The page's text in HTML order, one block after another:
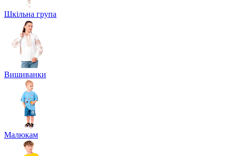
Шкільна група
Вишиванки
Малюкам